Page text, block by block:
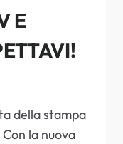
E
della stampa
la nuova